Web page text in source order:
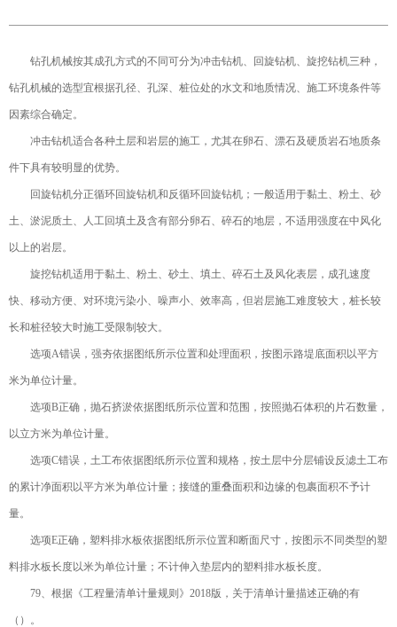
钻孔机械按其成孔方式的不同可分为冲击钻机、回旋钻机、旋挖钻机三种，
钻孔机械的选型宜根据孔径、孔深、桩位处的水文和地质情况、施工环境条件等
因素综合确定。
冲击钻机适合各种土层和岩层的施工，尤其在卵石、漂石及硬质岩石地质条
件下具有较明显的优势。
回旋钻机分正循环回旋钻机和反循环回旋钻机；一般适用于黏土、粉土、砂
土、淤泥质土、人工回填土及含有部分卵石、碎石的地层，不适用强度在中风化
以上的岩层。
旋挖钻机适用于黏土、粉土、砂土、填土、碎石土及风化表层，成孔速度
快、移动方便、对环境污染小、噪声小、效率高，但岩层施工难度较大，桩长较
长和桩径较大时施工受限制较大。
选项A错误，强夯依据图纸所示位置和处理面积，按图示路堤底面积以平方
米为单位计量。
选项B正确，抛石挤淤依据图纸所示位置和范围，按照抛石体积的片石数量，
以立方米为单位计量。
选项C错误，土工布依据图纸所示位置和规格，按土层中分层铺设反滤土工布
的累计净面积以平方米为单位计量；接缝的重叠面积和边缘的包裹面积不予计
量。
选项E正确，塑料排水板依据图纸所示位置和断面尺寸，按图示不同类型的塑
料排水板长度以米为单位计量；不计伸入垫层内的塑料排水板长度。
79、根据《工程量清单计量规则》2018版，关于清单计量描述正确的有
（）。